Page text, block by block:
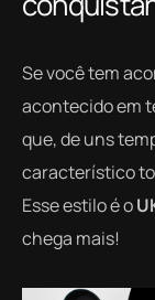
Se você tem
acontecido em
que, de uns
característico
Esse estilo é o
chega mais!